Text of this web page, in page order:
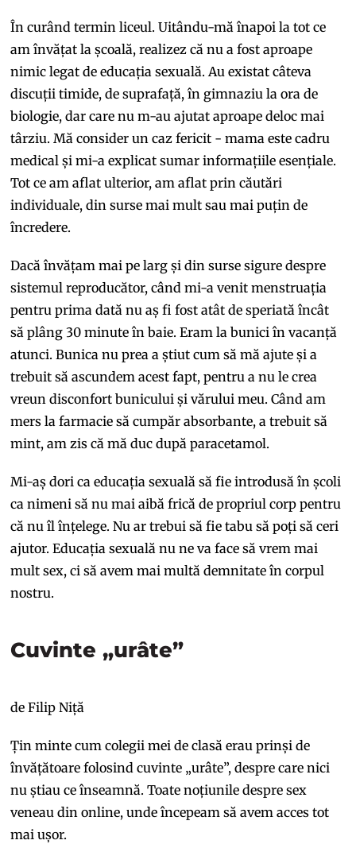
În curând termin liceul. Uitându-mă înapoi la tot ce
am învățat la școală, realizez că nu a fost aproape
nimic legat de educația sexuală. Au existat câteva
discuții timide, de suprafață, în gimnaziu la ora de
biologie, dar care nu m-au ajutat aproape deloc mai
târziu. Mă consider un caz fericit - mama este cadru
medical și mi-a explicat sumar informațiile esențiale.
Tot ce am aflat ulterior, am aflat prin căutări
individuale, din surse mai mult sau mai puțin de
încredere.
Dacă învățam mai pe larg și din surse sigure despre
sistemul reproducător, când mi-a venit menstruația
pentru prima dată nu aș fi fost atât de speriată încât
să plâng 30 minute în baie. Eram la bunici în vacanță
atunci. Bunica nu prea a știut cum să mă ajute și a
trebuit să ascundem acest fapt, pentru a nu le crea
vreun disconfort bunicului și vărului meu. Când am
mers la farmacie să cumpăr absorbante, a trebuit să
mint, am zis că mă duc după paracetamol.
Mi-aș dori ca educația sexuală să fie introdusă în școli
ca nimeni să nu mai aibă frică de propriul corp pentru
că nu îl înțelege. Nu ar trebui să fie tabu să poți să ceri
ajutor. Educația sexuală nu ne va face să vrem mai
mult sex, ci să avem mai multă demnitate în corpul
nostru.
Cuvinte „urâte”
de Filip Niță
Țin minte cum colegii mei de clasă erau prinși de
învățătoare folosind cuvinte „urâte”, despre care nici
nu știau ce înseamnă. Toate noțiunile despre sex
veneau din online, unde începeam să avem acces tot
mai ușor.